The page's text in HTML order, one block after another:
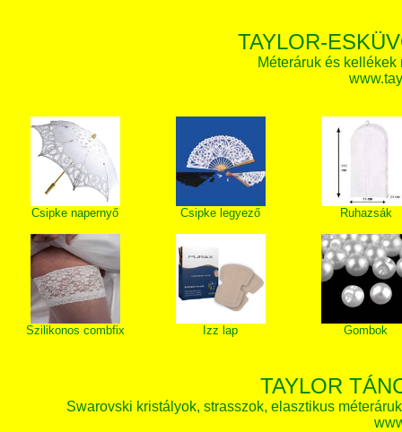
TAYLOR-
Méteráruk és
Csipke napernyő Csipke legyező Ruhazsák
Szilikonos combfix Izz lap Gombok
TAYLOR
Swarovski kristályok, strasszok, elasztikus